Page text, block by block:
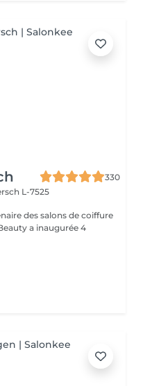
330
L-7525
des salons de coiffure
a inaugurée 4